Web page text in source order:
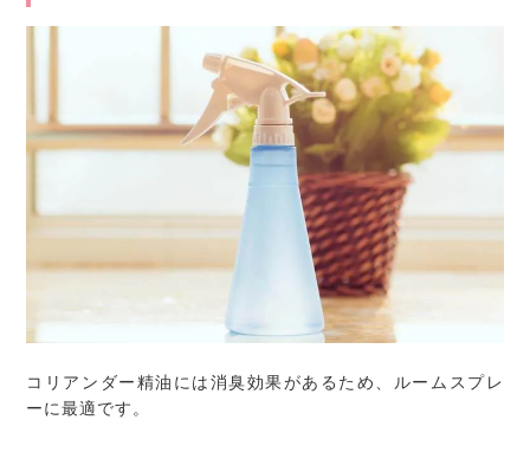
コリアンダー精油には消臭効果があるため、ルームスプレ
ーに最適です。